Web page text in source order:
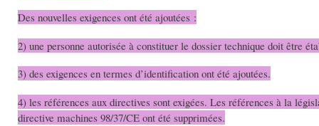
Des nouvelles exigences ont été ajoutées :
2) une personne autorisée à constituer le dossier technique doit être
3) des exigences en termes d’identification ont été ajoutées.
4) les références aux directives sont exigées. Les références à la
directive machines 98/37/CE ont été supprimées.